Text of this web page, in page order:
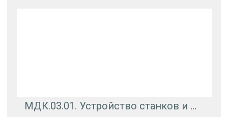
МДК.03.01. Устройство станков и манипуляторов с программным управлением